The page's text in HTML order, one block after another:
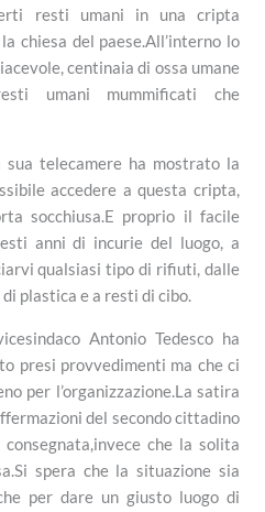
resti umani in una cripta
chiesa del paese.All’interno lo
centinaia di ossa umane
umani mummificati che
sua telecamere ha mostrato la
accedere a questa cripta,
socchiusa.E proprio il facile
anni di incurie del luogo, a
qualsiasi tipo di rifiuti, dalle
plastica e a resti di cibo.
Antonio Tedesco ha
presi provvedimenti ma che ci
per l’organizzazione.La satira
del secondo cittadino
che la solita
spera che la situazione sia
per dare un giusto luogo di